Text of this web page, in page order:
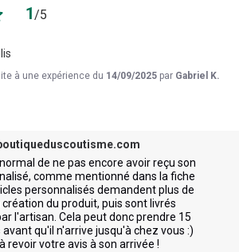
1/5
à une expérience du 14/09/2025 par Gabriel K.
de ne pas encore avoir reçu son
comme mentionné dans la fiche
personnalisés demandent plus de
du produit, puis sont livrés
l'artisan. Cela peut donc prendre 15
qu'il n'arrive jusqu'à chez vous :)
revoir votre avis à son arrivée !